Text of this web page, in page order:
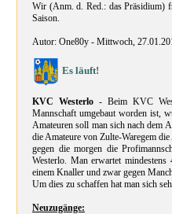
Wir (Anm. d. Red.: das Präsidium)
Saison.
Autor: One80y - Mittwoch,
Es läuft!
KVC Westerlo - Beim KVC
Mannschaft umgebaut worden ist,
Amateuren soll man sich nach dem
die Amateure von Zulte-Waregem
gegen die morgen die
Westerlo. Man erwartet
einem Knaller und zwar gegen
Um dies zu schaffen hat man sich
Neuzugänge: